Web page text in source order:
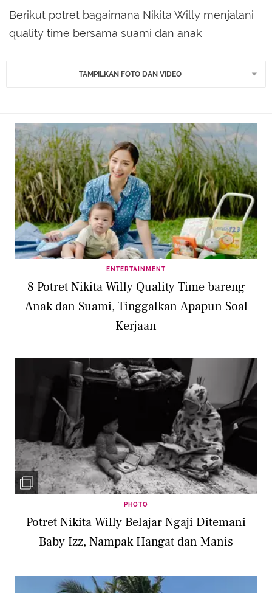
Berikut potret bagaimana Nikita Willy menjalani
quality time bersama suami dan anak
TAMPILKAN FOTO DAN VIDEO
ENTERTAINMENT
8 Potret Nikita Willy Quality Time bareng
Anak dan Suami, Tinggalkan Apapun Soal
Kerjaan
PHOTO
Potret Nikita Willy Belajar Ngaji Ditemani
Baby Izz, Nampak Hangat dan Manis